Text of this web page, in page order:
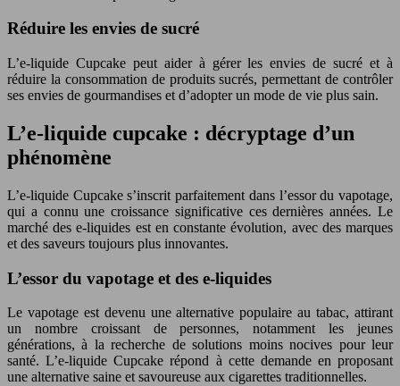
Réduire les envies de sucré
L’e-liquide Cupcake peut aider à gérer les envies de sucré et à
réduire la consommation de produits sucrés, permettant de contrôler
ses envies de gourmandises et d’adopter un mode de vie plus sain.
L’e-liquide cupcake : décryptage d’un
phénomène
L’e-liquide Cupcake s’inscrit parfaitement dans l’essor du vapotage,
qui a connu une croissance significative ces dernières années. Le
marché des e-liquides est en constante évolution, avec des marques
et des saveurs toujours plus innovantes.
L’essor du vapotage et des e-liquides
Le vapotage est devenu une alternative populaire au tabac, attirant
un nombre croissant de personnes, notamment les jeunes
générations, à la recherche de solutions moins nocives pour leur
santé. L’e-liquide Cupcake répond à cette demande en proposant
une alternative saine et savoureuse aux cigarettes traditionnelles.